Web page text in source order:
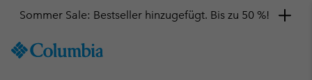
TO
Sommer Sale: Bestseller hinzugefügt. Bis zu 50 %!